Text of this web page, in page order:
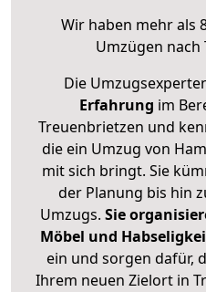
Wir haben mehr als
Umzügen nach
Die
Erfahrung im
Treuenbrietzen und
die ein Umzug von
mit sich bringt. Sie
der Planung bis hin
Umzugs. Sie
Möbel und
ein und sorgen dafür,
Ihrem neuen Zielort in